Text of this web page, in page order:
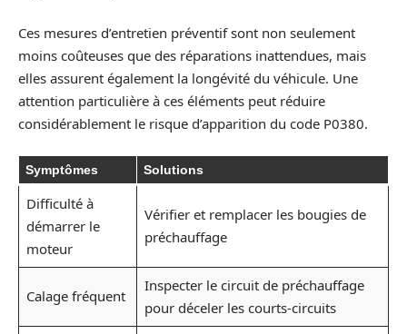
Ces mesures d’entretien préventif sont non seulement
moins coûteuses que des réparations inattendues, mais
elles assurent également la longévité du véhicule. Une
attention particulière à ces éléments peut réduire
considérablement le risque d’apparition du code P0380.
Symptômes Solutions
Difficulté à
démarrer le
moteur
Vérifier et remplacer les bougies de
préchauffage
Calage fréquent
Inspecter le circuit de préchauffage
pour déceler les courts-circuits